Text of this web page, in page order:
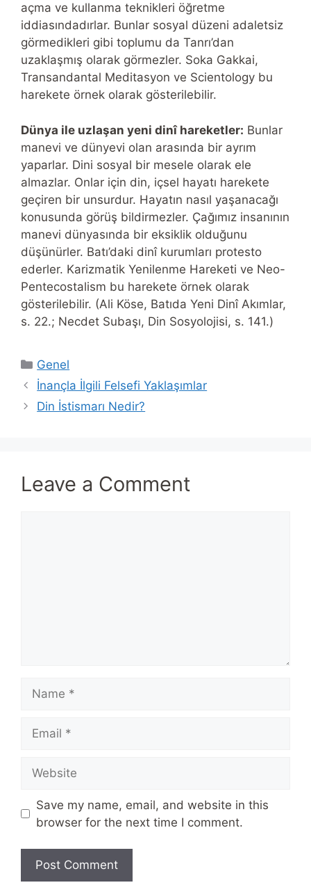
açma ve kullanma teknikleri öğretme
iddiasındadırlar. Bunlar sosyal düzeni adaletsiz
görmedikleri gibi toplumu da Tanrı’dan
uzaklaşmış olarak görmezler. Soka Gakkai,
Transandantal Meditasyon ve Scientology bu
harekete örnek olarak gösterilebilir.
Dünya ile uzlaşan yeni dinî hareketler: Bunlar
manevi ve dünyevi olan arasında bir ayrım
yaparlar. Dini sosyal bir mesele olarak ele
almazlar. Onlar için din, içsel hayatı harekete
geçiren bir unsurdur. Hayatın nasıl yaşanacağı
konusunda görüş bildirmezler. Çağımız insanının
manevi dünyasında bir eksiklik olduğunu
düşünürler. Batı’daki dinî kurumları protesto
ederler. Karizmatik Yenilenme Hareketi ve Neo-
Pentecostalism bu harekete örnek olarak
gösterilebilir. (Ali Köse, Batıda Yeni Dinî Akımlar,
s. 22.; Necdet Subaşı, Din Sosyolojisi, s. 141.)
Categories
Genel
İnançla İlgili Felsefi Yaklaşımlar
Din İstismarı Nedir?
Leave a Comment
Save my name, email, and website in this
browser for the next time I comment.